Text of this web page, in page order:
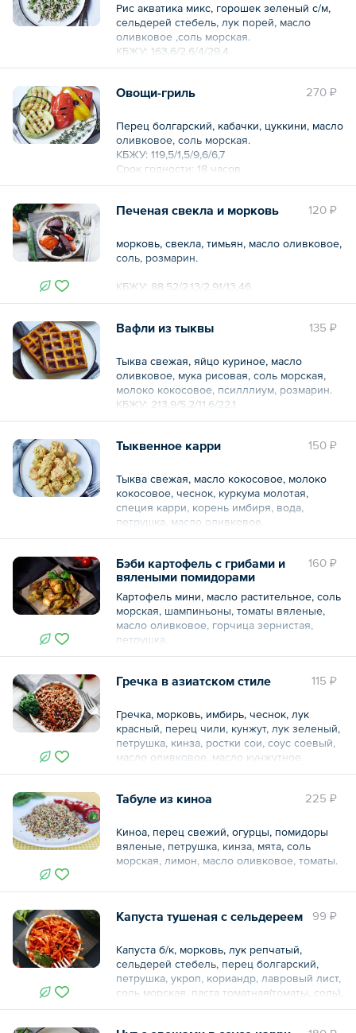
Жиры 24
Углеводы 38
Ккал 422.2
Общий вес – 200 г
Рис акватика микс, горошек зеленый с/м,
сельдерей стебель, лук порей, масло
оливковое ,соль морская.
КБЖУ: 163,6/2,6/4/29,4
Срок годности: 18 часов.
270 ₽
Овощи-гриль
Перец болгарский, кабачки, цуккини, масло
оливковое, соль морская.
КБЖУ: 119,5/1,5/9,6/6,7
Срок годности: 18 часов.
Условия хранения: от +2 до +6
Общий вес – 200 г 120 ₽
Печеная свекла и морковь
морковь, свекла, тимьян, масло оливковое,
соль, розмарин.
КБЖУ: 88,52/2,13/2,91/13,46
135 ₽
Вафли из тыквы
Тыква свежая, яйцо куриное, масло
оливковое, мука рисовая, соль морская,
молоко кокосовое, псилллиум, розмарин.
КБЖУ: 213,9/5,2/11,6/22,1
Срок годности: 18 часов.
Аллергены:яйцо.
Общий вес – 80 г
150 ₽
Тыквенное карри
Тыква свежая, масло кокосовое, молоко
кокосовое, чеснок, куркума молотая,
специя карри, корень имбиря, вода,
петрушка, масло оливковое.
КБЖУ: 122,9/1,6/9,2/8,5
Условия хранения: от +2 до +6
Общий вес – 150 г
160 ₽
Бэби картофель с грибами и
вялеными помидорами
Картофель мини, масло растительное, соль
морская, шампиньоны, томаты вяленые,
масло оливковое, горчица зернистая,
петрушка.
Общий вес – 150 г 115 ₽
Гречка в азиатском стиле
Гречка, морковь, имбирь, чеснок, лук
красный, перец чили, кунжут, лук зеленый,
петрушка, кинза, ростки сои, соус соевый,
масло оливковое, масло кунжутное.
Общий вес – 150 г 225 ₽
Табуле из киноа
Киноа, перец свежий, огурцы, помидоры
вяленые, петрушка, кинза, мята, соль
морская, лимон, масло оливковое, томаты.
Пищевая и энергетическая ценность на
Белки 7
Углеводы 35
Ккал 275/1045
Вес: 150 г
99 ₽
Капуста тушеная с сельдереем
Капуста б/к, морковь, лук репчатый,
сельдерей стебель, перец болгарский,
петрушка, укроп, кориандр, лавровый лист,
соль морская, паста томатная(томаты, соль),
масло оливковое.